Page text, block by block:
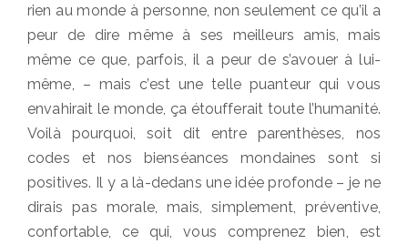
rien au monde à personne, non seulement ce qu’il a
peur de dire même à ses meilleurs amis, mais
même ce que, parfois, il a peur de s’avouer à lui-
même, – mais c’est une telle puanteur qui vous
envahirait le monde, ça étoufferait toute l’humanité.
Voilà pourquoi, soit dit entre parenthèses, nos
codes et nos bienséances mondaines sont si
positives. Il y a là-dedans une idée profonde – je ne
dirais pas morale, mais, simplement, préventive,
confortable, ce qui, vous comprenez bien, est